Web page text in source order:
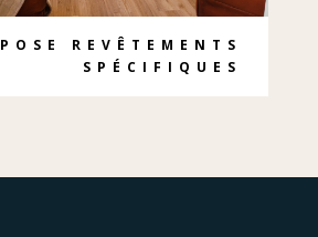
POSE REVÊTEMENTS
SPÉCIFIQUES